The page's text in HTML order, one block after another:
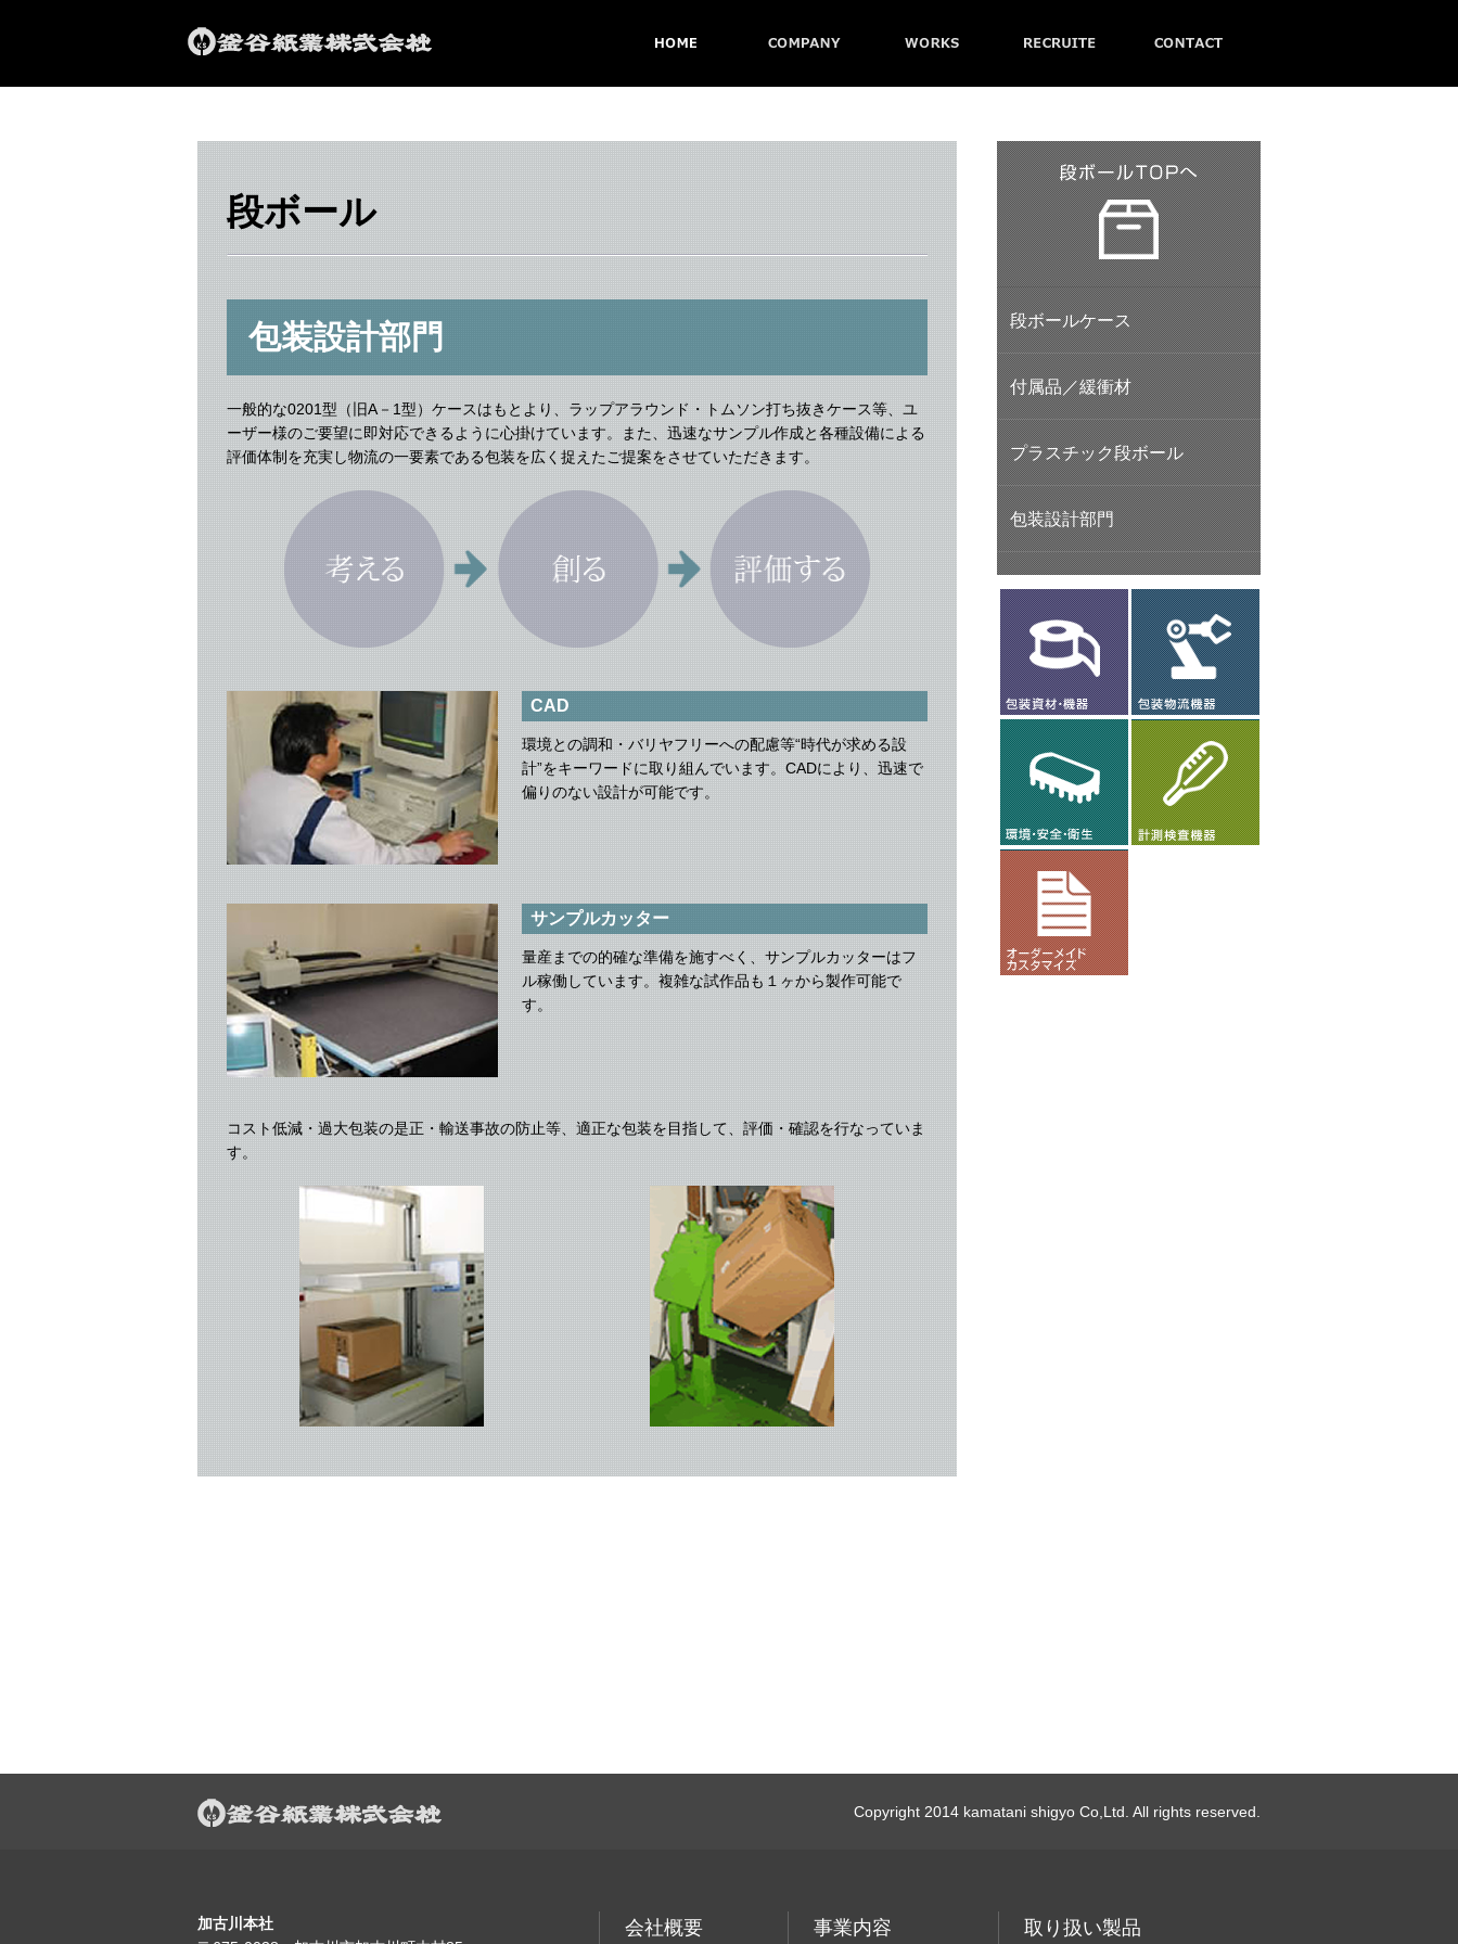
段ボール
包装設計部門
一般的な0201型（旧A－1型）ケースはもとより、ラップアラウンド・トムソン打ち抜きケース等、ユ
ーザー様のご要望に即対応できるように心掛けています。また、迅速なサンプル作成と各種設備による
評価体制を充実し物流の一要素である包装を広く捉えたご提案をさせていただきます。
CAD
環境との調和・バリヤフリーへの配慮等“時代が求める設
計”をキーワードに取り組んでいます。CADにより、迅速で
偏りのない設計が可能です。
サンプルカッター
量産までの的確な準備を施すべく、サンプルカッターはフ
ル稼働しています。複雑な試作品も１ヶから製作可能で
す。
コスト低減・過大包装の是正・輸送事故の防止等、適正な包装を目指して、評価・確認を行なっていま
す。
段ボールケース
付属品／緩衝材
プラスチック段ボール
包装設計部門
Copyright 2014 kamatani shigyo Co,Ltd. All rights reserved.
加古川本社
会社概要 事業内容 取り扱い製品